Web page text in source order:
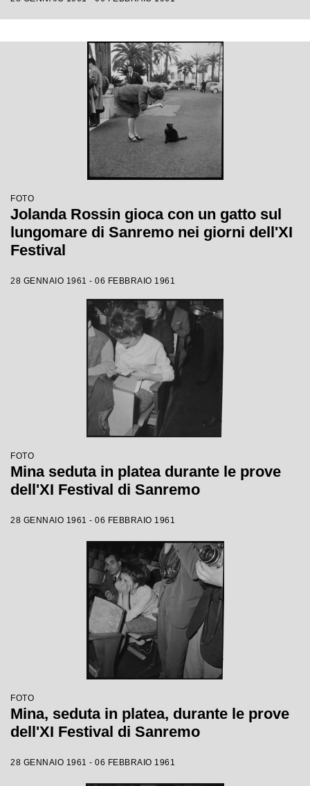
FOTO
Jolanda Rossin gioca con un gatto sul
lungomare di Sanremo nei giorni dell'XI
Festival
28 GENNAIO 1961 - 06 FEBBRAIO 1961
FOTO
Mina seduta in platea durante le prove
dell'XI Festival di Sanremo
28 GENNAIO 1961 - 06 FEBBRAIO 1961
FOTO
Mina, seduta in platea, durante le prove
dell'XI Festival di Sanremo
28 GENNAIO 1961 - 06 FEBBRAIO 1961